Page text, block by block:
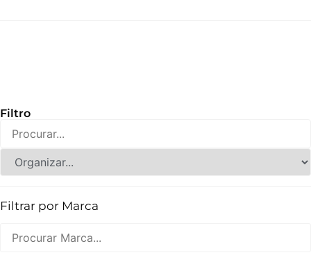
Filtro
Filtrar por Marca